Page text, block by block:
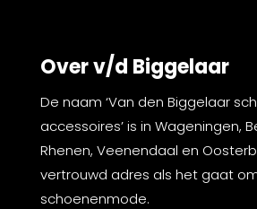
Over v/d Biggelaar
De naam ‘Van den Biggelaar
accessoires’ is in Wageningen,
Rhenen, Veenendaal en
vertrouwd adres als het gaat
schoenenmode.